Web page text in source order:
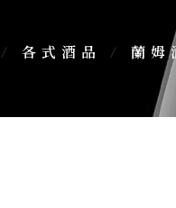
/ 各式酒品 / 蘭姆